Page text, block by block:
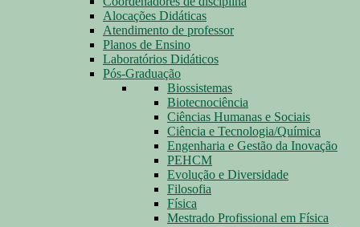
Alocações Didáticas
Atendimento de professor
Planos de Ensino
Laboratórios Didáticos
Pós-Graduação
Biossistemas
Biotecnociência
Ciências Humanas e Sociais
Ciência e Tecnologia/Química
Engenharia e Gestão da Inovação
PEHCM
Evolução e Diversidade
Filosofia
Física
Mestrado Profissional em Física